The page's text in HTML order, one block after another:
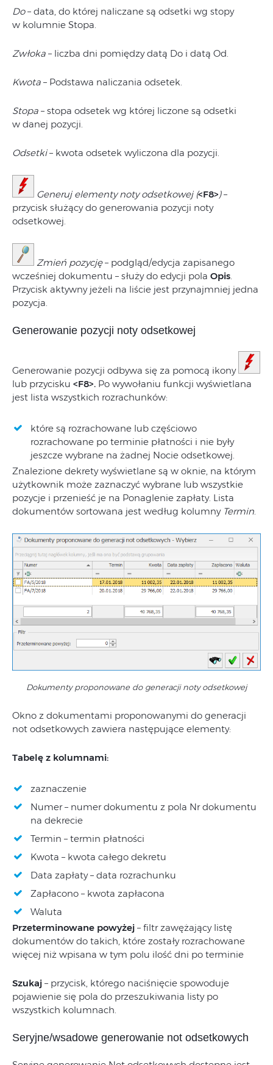
Do– data, do której naliczane są odsetki wg stopy
w kolumnie Stopa.
Zwłoka – liczba dni pomiędzy datą Do i datą Od.
Kwota – Podstawa naliczania odsetek.
Stopa – stopa odsetek wg której liczone są odsetki
w danej pozycji.
Odsetki– kwota odsetek wyliczona dla pozycji.
Generuj elementy noty odsetkowej (<F8>)–
przycisk służący do generowania pozycji noty
odsetkowej.
Zmień pozycję– podgląd/edycja zapisanego
wcześniej dokumentu – służy do edycji pola Opis
Przycisk aktywny jeżeli na liście jest przynajmniej jedna
pozycja.
Generowanie pozycji noty odsetkowej
Generowanie pozycji odbywa się za pomocą ikony
lub przycisku <F8>. Po wywołaniu funkcji wyświetlana
jest lista wszystkich rozrachunków:
które są rozrachowane lub częściowo
rozrachowane po terminie płatności i nie były
jeszcze wybrane na żadnej Nocie odsetkowej.
Znalezione dekrety wyświetlane są w oknie, na którym
użytkownik może zaznaczyć wybrane lub wszystkie
pozycje i przenieść je na Ponaglenie zapłaty. Lista
dokumentów sortowana jest według kolumny Termin
Dokumenty proponowane do generacji noty odsetkowej
Okno z dokumentami proponowanymi do generacji
not odsetkowych zawiera następujące elementy:
Tabelę z kolumnami:
zaznaczenie
Numer – numer dokumentu z pola Nr dokumentu
na dekrecie
Termin – termin płatności
Kwota – kwota całego dekretu
Data zapłaty – data rozrachunku
Zapłacono – kwota zapłacona
Waluta
Przeterminowane powyżej – filtr zawężający listę
dokumentów do takich, które zostały rozrachowane
więcej niż wpisana w tym polu ilość dni po terminie
Szukaj – przycisk, którego naciśnięcie spowoduje
pojawienie się pola do przeszukiwania listy po
wszystkich kolumnach.
Seryjne/wsadowe generowanie not odsetkowych